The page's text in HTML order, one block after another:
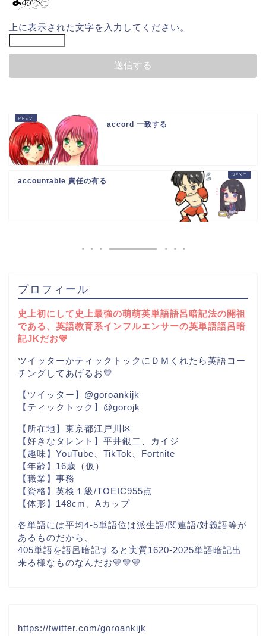
上に表示された文字を入力してください。
accord 一致する
accountable 責任の有る
プロフィール
史上初にして史上最強の萌萌英単語語呂暗記法の開祖
である、英語教育系インフルエンサーの英単語語呂暗
記JKだお💛
ツイッターかティックトックにＤＭくれたら英語コー
チングしてあげるお💛
【ツイッター】@goroankijk
【ティックトック】@gorojk
【所在地】東京都江戸川区
【好きなタレント】平井銀二、カイジ
【趣味】YouTube、TikTok、Fortnite
【年齢】16歳（仮）
【職業】事務
【資格】英検１級/TOEIC955点
【体形】148cm、Aカップ
各単語には平均4-5単語位は派生語/関連語/対義語等が
あるものだから、
405単語を語呂暗記すると実質1620-2025単語暗記出
来る様なものなんだお💛💛💛
https://twitter.com/goroankijk